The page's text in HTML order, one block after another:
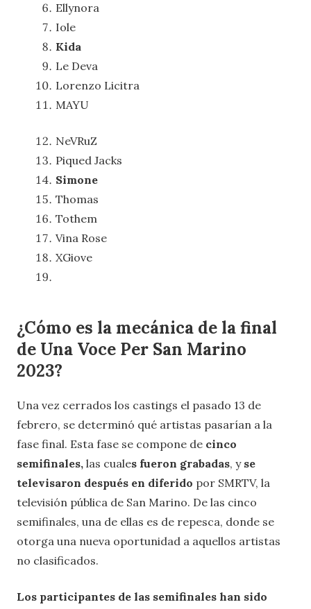
Ellynora
Iole
Kida
Le Deva
Lorenzo Licitra
MAYU
NeVRuZ
Piqued Jacks
Simone
Thomas
Tothem
Vina Rose
XGiove
¿Cómo es la mecánica de la final
de Una Voce Per San Marino
2023?
Una vez cerrados los castings el pasado 13 de
febrero, se determinó qué artistas pasarían a la
fase final. Esta fase se compone de cinco
semifinales, las cuales fueron grabadas, y se
televisaron después en diferido por SMRTV, la
televisión pública de San Marino. De las cinco
semifinales, una de ellas es de repesca, donde se
otorga una nueva oportunidad a aquellos artistas
no clasificados.
Los participantes de las semifinales han sido